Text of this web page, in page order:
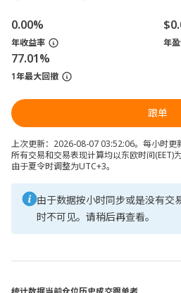
0.00%
年收益率 年
77.01%
1年最大回撤
跟单
上次更新：2026-08-07 03:52:06。每小时更
所有交易和交易表现计算均以东欧时间(EET)
由于夏令时调整为UTC+3。
由于数据按小时同步或是没有交
时不可见。请稍后再查看。